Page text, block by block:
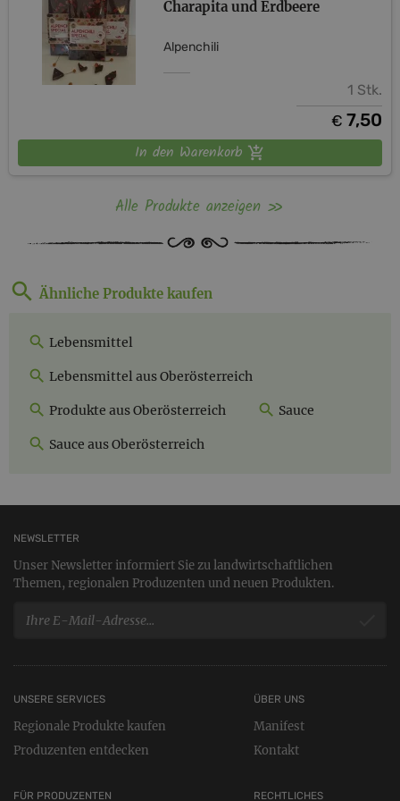
Charapita und Erdbeere
Alpenchili
1 Stk.
€ 7,50
In den Warenkorb
Alle Produkte anzeigen
Ähnliche Produkte kaufen
Lebensmittel
Lebensmittel aus Oberösterreich
Produkte aus Oberösterreich Sauce
Sauce aus Oberösterreich
NEWSLETTER
Unser Newsletter informiert Sie zu landwirtschaftlichen
Themen, regionalen Produzenten und neuen Produkten.
UNSERE SERVICES
Regionale Produkte kaufen
Produzenten entdecken
FÜR PRODUZENTEN RECHTLICHES
ÜBER UNS
Manifest
Kontakt